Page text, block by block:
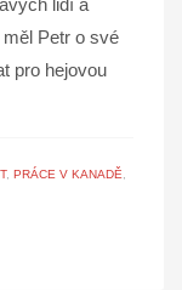
lidí a
Petr o své
pro hejovou
, PRÁCE V KANADĚ,